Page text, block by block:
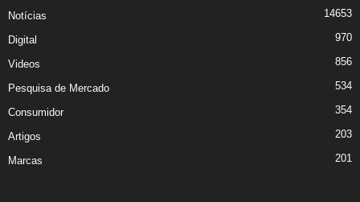
Notícias 14653
Digital 970
Videos 856
Pesquisa de Mercado 534
Consumidor 354
Artigos 203
Marcas 201